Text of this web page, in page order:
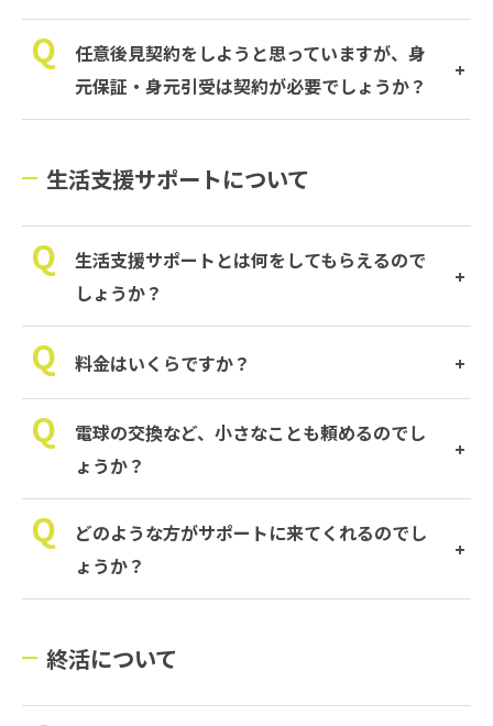
任意後見契約をしようと思っていますが、身
元保証・身元引受は契約が必要でしょうか？
生活支援サポートについて
生活支援サポートとは何をしてもらえるので
しょうか？
料金はいくらですか？
電球の交換など、小さなことも頼めるのでし
ょうか？
どのような方がサポートに来てくれるのでし
ょうか？
終活について